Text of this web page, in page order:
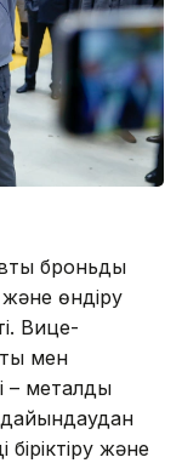
броньды
өндіру
Вице-
мен
– металды
және